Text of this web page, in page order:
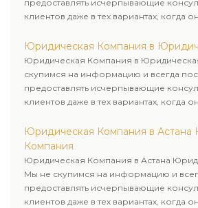
предоставлять исчерпывающие
клиентов даже в тех вариантах, когда
пользовались юридическими
Юридическая Компания в
Юридическая Компания в
скупимся на информацию и всегда
предоставлять исчерпывающие
клиентов даже в тех вариантах, когда
пользовались юридическими
Юридическая Компания в Астана
Компания
Юридическая Компания в Астана
Мы не скупимся на информацию и
предоставлять исчерпывающие
клиентов даже в тех вариантах, когда